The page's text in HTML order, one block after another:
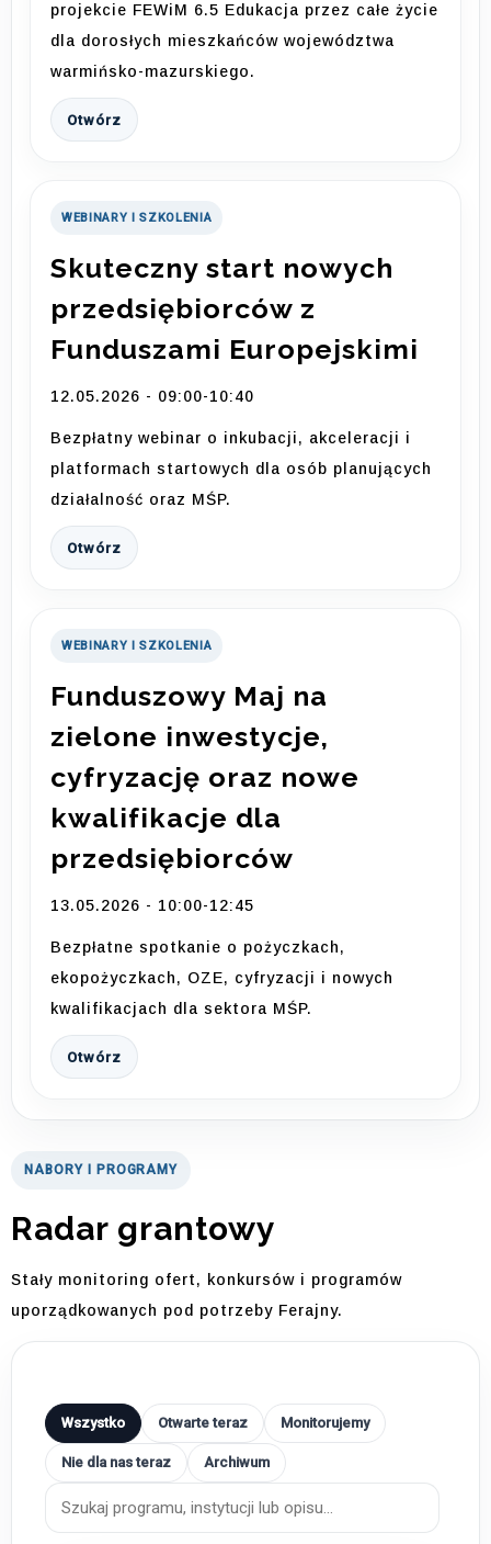
projekcie FEWiM 6.5 Edukacja przez całe życie
dla dorosłych mieszkańców województwa
warmińsko-mazurskiego.
Otwórz
WEBINARY I SZKOLENIA
Skuteczny start nowych
przedsiębiorców z
Funduszami Europejskimi
12.05.2026 - 09:00-10:40
Bezpłatny webinar o inkubacji, akceleracji i
platformach startowych dla osób planujących
działalność oraz MŚP.
Otwórz
WEBINARY I SZKOLENIA
Funduszowy Maj na
zielone inwestycje,
cyfryzację oraz nowe
kwalifikacje dla
przedsiębiorców
13.05.2026 - 10:00-12:45
Bezpłatne spotkanie o pożyczkach,
ekopożyczkach, OZE, cyfryzacji i nowych
kwalifikacjach dla sektora MŚP.
Otwórz
NABORY I PROGRAMY
Radar grantowy
Stały monitoring ofert, konkursów i programów
uporządkowanych pod potrzeby Ferajny.
Wszystko Otwarte teraz Monitorujemy
Nie dla nas teraz Archiwum